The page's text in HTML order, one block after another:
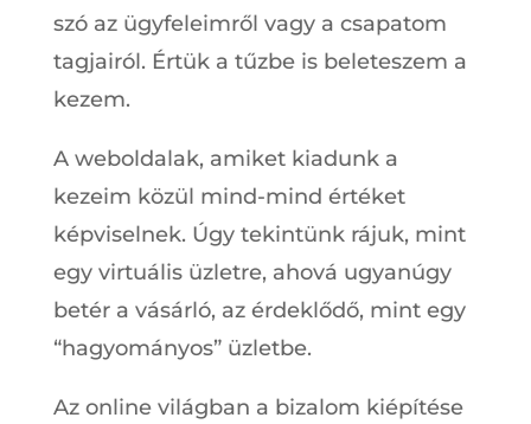
szó az ügyfeleimről vagy a csapatom
tagjairól. Értük a tűzbe is beleteszem a
kezem.
A weboldalak, amiket kiadunk a
kezeim közül mind-mind értéket
képviselnek. Úgy tekintünk rájuk, mint
egy virtuális üzletre, ahová ugyanúgy
betér a vásárló, az érdeklődő, mint egy
“hagyományos” üzletbe.
Az online világban a bizalom kiépítése